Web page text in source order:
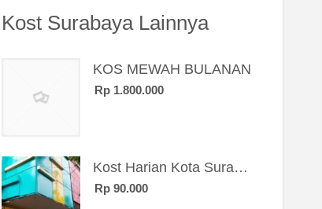
Kost Surabaya Lainnya
KOS MEWAH BULANAN
Rp 1.800.000
Kost Harian Kota Surabaya “Sierra Kost”
Rp 90.000